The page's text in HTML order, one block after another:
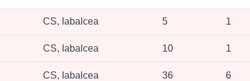
CS, Iabalcea 5 1
CS, Iabalcea 10 1
CS, Iabalcea 36 6